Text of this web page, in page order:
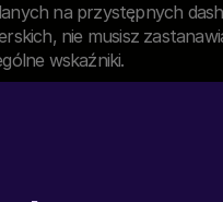
na przystępnych
nie musisz
wskaźniki.